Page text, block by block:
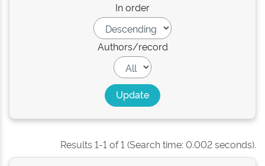
In order
Authors/record
Results 1-1 of 1 (Search time: 0.002 seconds).